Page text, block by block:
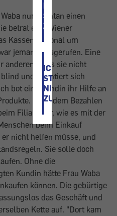
ICH
STIMME
ZU
ICH
STIMME
NICHT
ZU
nur spontan einen
betrat eine Wiener
Kassenpersonal um
jemand ausgerufen. Eine
anderen, dass sie nicht
blind und orientiert sich
bot eine Kundin ihr Hilfe an
Nach dem Bezahlen
Filial­leiter, wie es mit der
beim Einkauf
nicht helfen müsse, und
Sie solle doch
Ohne die
Kundin hätte Frau Waba
können. Die gebür­tige
das Geschäft und
Kette auf. "Dort kam